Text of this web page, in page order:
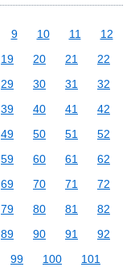
9 10 11
12
19 20 21
22
29 30 31
32
39 40 41
42
49 50 51
52
59 60 61
62
69 70 71
72
79 80 81
82
89 90 91
92
99 100
101